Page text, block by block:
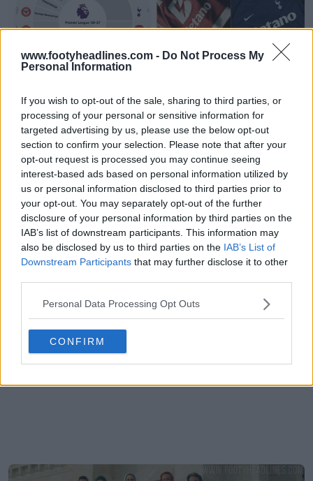
www.footyheadlines.com - Do Not Process My
Personal Information
If you wish to opt-out of the sale, sharing to third parties, or
processing of your personal or sensitive information for
targeted advertising by us, please use the below opt-out
section to confirm your selection. Please note that after your
opt-out request is processed you may continue seeing
interest-based ads based on personal information utilized by
us or personal information disclosed to third parties prior to
your opt-out. You may separately opt-out of the further
disclosure of your personal information by third parties on the
IAB’s list of downstream participants. This information may
also be disclosed by us to third parties on the IAB’s List of
Downstream Participants that may further disclose it to other
Personal Data Processing Opt Outs
CONFIRM
La Premier League se moque de l’interdiction des
paris
1 121 23m